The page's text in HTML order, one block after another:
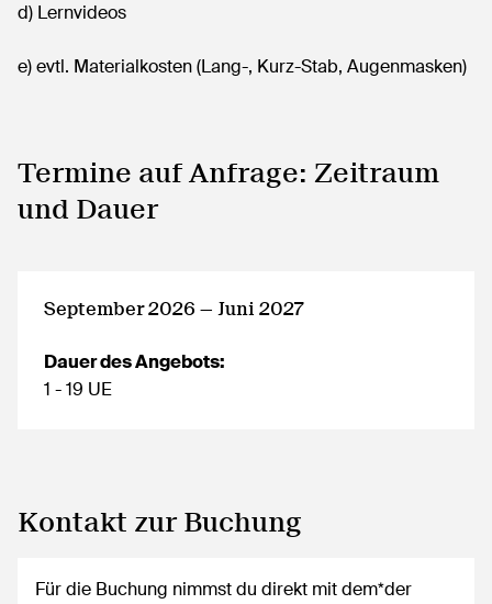
d) Lernvideos
e) evtl. Materialkosten (Lang-, Kurz-Stab, Augenmasken)
Termine auf Anfrage: Zeitraum
und Dauer
September 2026 — Juni 2027
Dauer des Angebots:
1 - 19 UE
Kontakt zur Buchung
Für die Buchung nimmst du direkt mit dem*der